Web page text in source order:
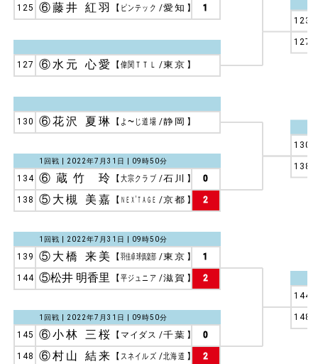
123
127
130
138
144
148
1
125 ⑥藤井 紅羽 【 ピンテック /愛知 】
127 ⑥水元 心愛 【 偉関ＴＴＬ /東京 】
130 ⑥花沢 夏琳 【 よ〜じ道場 /静岡 】
1回戦 | 2022年7月31日 | 09時50分
0
134 ⑥蔵竹 玲 【 大宗クラブ /石川 】
2
138 ⑤大槻 美嘉 【 ＮＥＸ’ＴＡＧＥ /京都 】
1回戦 | 2022年7月31日 | 09時50分
1
139 ⑤大橋 来美 【 羽佳卓球俱楽部 /東京 】
2
144 ⑤松井 明香里 【 平ジュニア /滋賀 】
1回戦 | 2022年7月31日 | 09時50分
0
145 ⑥小林 三桜 【 マイダス /千葉 】
2
148 ⑥村山 結来 【 スネイルズ /北海道 】